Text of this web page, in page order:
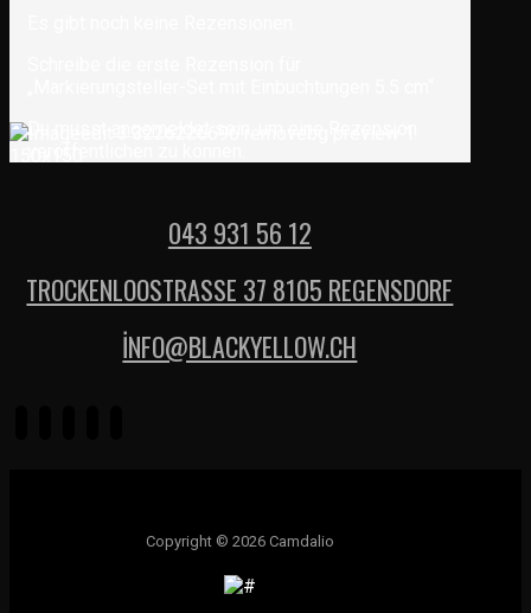
Du musst
043 931 56 12
TROCKENLOOSTRASSE 37 8105 REGENSDORF
İNFO@BLACKYELLOW.CH
Copyright © 2026 Camdalio